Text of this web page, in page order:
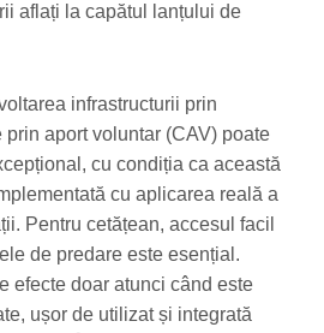
aflați la capătul lanțului de
infrastructurii prin
aport voluntar (CAV) poate
cu condiția ca această
cu aplicarea reală a
Pentru cetățean, accesul facil
de predare este esențial.
efecte doar atunci când este
ușor de utilizat și integrată